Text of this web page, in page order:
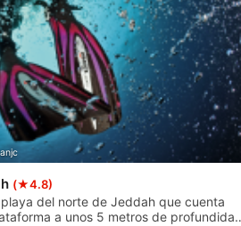
(★4.8)
playa del norte de Jeddah que cuenta
a unos 5 metros de profundidad
en función de la información
la OIA: